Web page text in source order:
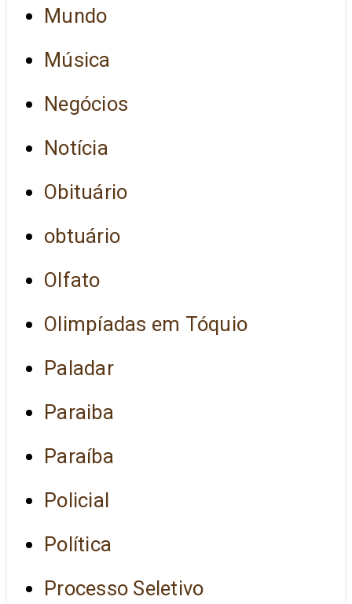
Mundo
Música
Negócios
Notícia
Obituário
obtuário
Olfato
Olimpíadas em Tóquio
Paladar
Paraiba
Paraíba
Policial
Política
Processo Seletivo